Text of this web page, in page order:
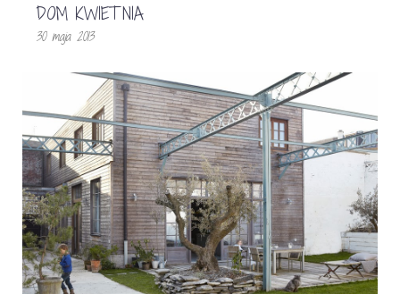
DOM KWIETNIA
30 maja 2013